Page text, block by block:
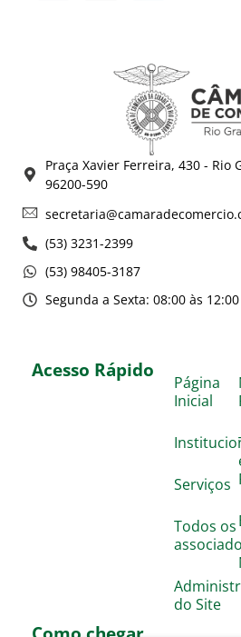
Praça Xavier Ferreira, 430 - Rio
96200-590
(53) 3231-2399
(53) 98405-3187
Segunda a Sexta: 08:00 às
Acesso Rápido
Página
Inicial
Serviços
Todos os
do Site